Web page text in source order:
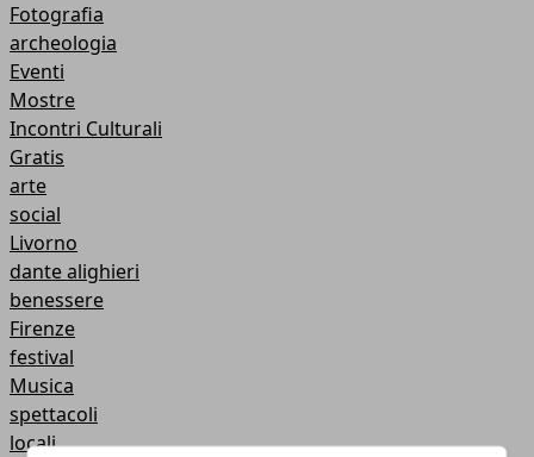
Fotografia
archeologia
Eventi
Mostre
Incontri Culturali
Gratis
arte
social
Livorno
dante alighieri
benessere
Firenze
festival
Musica
spettacoli
locali